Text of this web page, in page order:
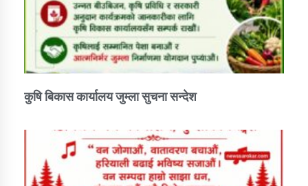
कुषि बिकास कार्यालय जुम्ला सुचना सन्देश